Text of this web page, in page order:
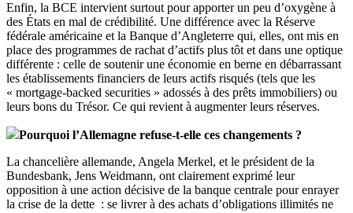
Enfin, la BCE intervient surtout pour apporter un peu d’oxygène à
des États en mal de crédibilité. Une différence avec la Réserve
fédérale américaine et la Banque d’Angleterre qui, elles, ont mis en
place des programmes de rachat d’actifs plus tôt et dans une optique
différente : celle de soutenir une économie en berne en débarrassant
les établissements financiers de leurs actifs risqués (tels que les
« mortgage-backed securities » adossés à des prêts immobiliers) ou
leurs bons du Trésor. Ce qui revient à augmenter leurs réserves.
Pourquoi l’Allemagne refuse-t-elle ces changements ?
La chancelière allemande, Angela Merkel, et le président de la
Bundesbank, Jens Weidmann, ont clairement exprimé leur
opposition à une action décisive de la banque centrale pour enrayer
la crise de la dette : se livrer à des achats d’obligations illimités ne